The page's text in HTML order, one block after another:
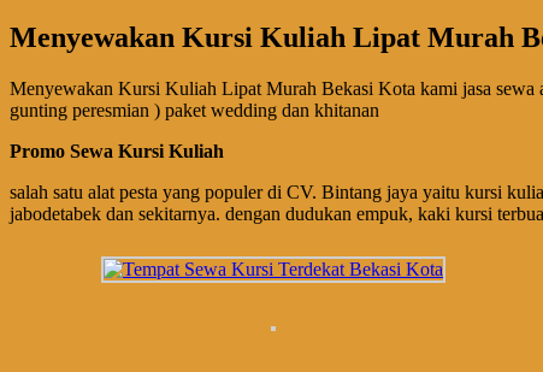
Menyewakan Kursi Kuliah Lipat Murah
Menyewakan Kursi Kuliah Lipat Murah Bekasi Kota kami jasa sewa
gunting peresmian ) paket wedding dan khitanan
Promo Sewa Kursi Kuliah
salah satu alat pesta yang populer di CV. Bintang jaya yaitu kursi
jabodetabek dan sekitarnya. dengan dudukan empuk, kaki kursi